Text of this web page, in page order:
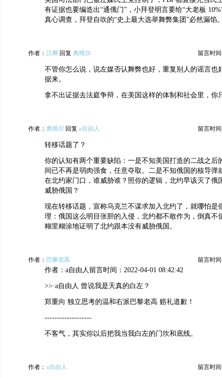
有证据也要编造出“通俄门”，小拜登明言要给“大老板
真心调查，拜登自吹的“史上最大选举舞弊集团”必然漏馅
作者： 汉卿 回复 奥维尔 留言时间
不管你怎么说，说左媒否认舞弊也好，重复别人的谣言也
据来。
拿不出证据去法庭争辩，在美国这样的体制和社会里，你
作者： 奥维尔 回复 a自由人 留言时间
转移话题了？
你的认知有两个重要缺陷：一是不知美国打造的二战之后
间已不再是弱肉强食，任意夺取。二是不知俄国的核导弹
在北约家门口，谁威胁谁？照你的逻辑，北约早该灭了俄
威胁俄国？
现在转移话题，宣称乌克兰不谋求加入北约了，就哪怕是
理：俄国这么明目张胆的入侵，北约都不敢作为，倒真不
糊里糊涂地证明了北约跟本没有威胁俄国。
作者： 巴黎老高 留言时间
作者：a自由人留言时间：2022-04-01 08:42:42
>>·a自由人 曾说我是天真的白左？
郑重向 独立思考的温和右派巴黎老高 赔礼道歉！
-------------------
不客气，其实你以后把我当我白左的门坎和底线。
作者： a自由人 留言时间